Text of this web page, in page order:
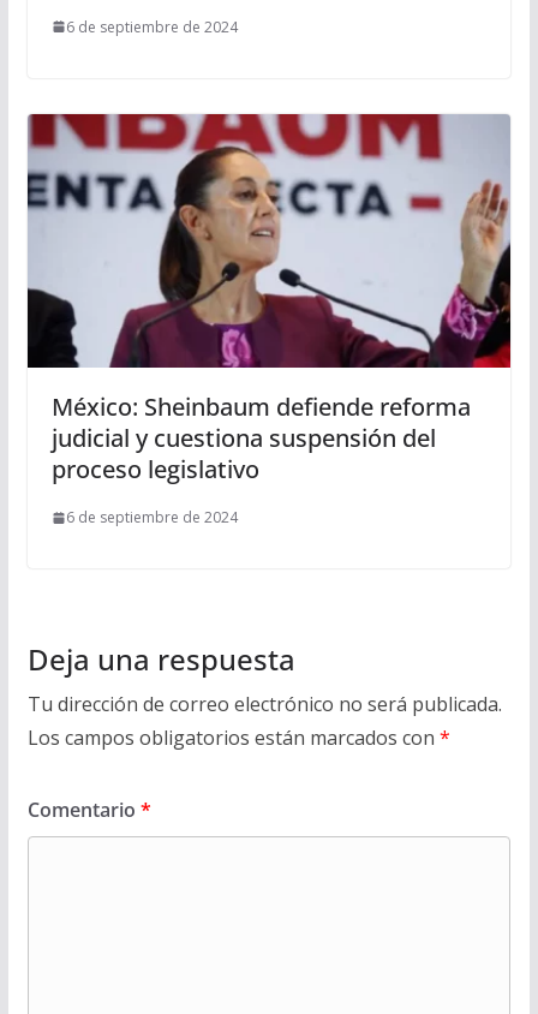
6 de septiembre de 2024
México: Sheinbaum defiende reforma
judicial y cuestiona suspensión del
proceso legislativo
6 de septiembre de 2024
Deja una respuesta
Tu dirección de correo electrónico no será publicada.
Los campos obligatorios están marcados con *
Comentario *